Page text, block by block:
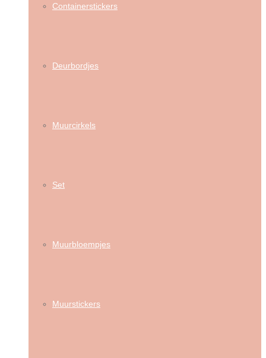
Containerstickers
Deurbordjes
Muurcirkels
Set
Muurbloempjes
Muurstickers